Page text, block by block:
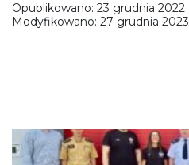
Opublikowano: 23 grudnia 2022
Modyfikowano: 27 grudnia 2023